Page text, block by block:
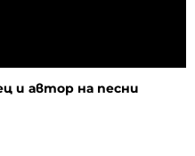
и автор на песни